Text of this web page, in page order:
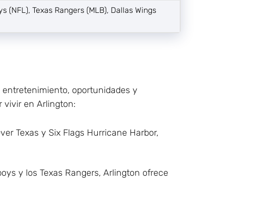
(NFL), Texas Rangers (MLB), Dallas Wings
oportunidades y
vivir en Arlington:
Texas y Six Flags Hurricane Harbor,
y los Texas Rangers, Arlington ofrece